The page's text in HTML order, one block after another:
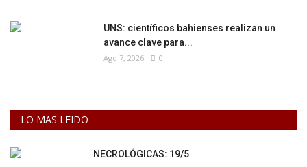
UNS: científicos bahienses realizan un
avance clave para...
Ago 7, 2026 0
LO MAS LEIDO
NECROLÓGICAS: 19/5